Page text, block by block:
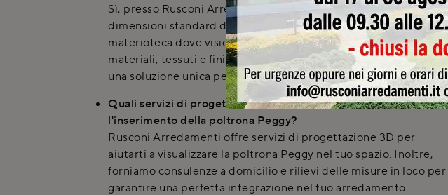
Sì, presso Rusconi Arredamenti è possibile personalizzare le
dimensioni standard degli arredi. Offriamo una vasta
materioteca dove visionare e scegliere tra numerosi campioni di
materiali, tessuti e finiture per la tua poltrona Peggy, creando
una soluzione unica per il tuo ambiente.
Quali servizi di progettazione offre Rusconi Arredamenti per
l'inserimento della poltrona Peggy?
Rusconi Arredamenti offre servizi di progettazione 3D per
aiutarti a visualizzare la poltrona Peggy nel tuo spazio. Inoltre,
forniamo consulenze a domicilio e rilievi delle misure in loco per
garantire una perfetta integrazione nel tuo arredamento.